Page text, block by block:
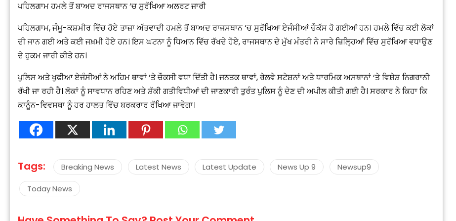
ਪਹਿਲਗਾਮ ਹਮਲੇ ਤੋਂ ਬਾਅਦ ਰਾਜਸਥਾਨ ‘ਚ ਸੁਰੱਖਿਆ ਅਲਰਟ ਜਾਰੀ
ਪਹਿਲਗਾਮ, ਜੰਮੂ-ਕਸ਼ਮੀਰ ਵਿੱਚ ਹੋਏ ਤਾਜ਼ਾ ਅੱਤਵਾਦੀ ਹਮਲੇ ਤੋਂ ਬਾਅਦ ਰਾਜਸਥਾਨ ‘ਚ ਸੁਰੱਖਿਆ ਏਜੰਸੀਆਂ ਚੌਕੱਸ ਹੋ ਗਈਆਂ ਹਨ। ਹਮਲੇ ਵਿੱਚ ਕਈ ਲੋਕਾਂ
ਦੀ ਜਾਨ ਗਈ ਅਤੇ ਕਈ ਜਖ਼ਮੀ ਹੋਏ ਹਨ। ਇਸ ਘਟਨਾ ਨੂੰ ਧਿਆਨ ਵਿੱਚ ਰੱਖਦੇ ਹੋਏ, ਰਾਜਸਥਾਨ ਦੇ ਮੁੱਖ ਮੰਤਰੀ ਨੇ ਸਾਰੇ ਜ਼ਿਲ੍ਹਿਆਂ ਵਿੱਚ ਸੁਰੱਖਿਆ ਵਧਾਉਣ
ਦੇ ਹੁਕਮ ਜਾਰੀ ਕੀਤੇ ਹਨ।
ਪੁਲਿਸ ਅਤੇ ਖੁਫੀਆ ਏਜੰਸੀਆਂ ਨੇ ਅਹਿਮ ਥਾਵਾਂ ‘ਤੇ ਚੌਕਸੀ ਵਧਾ ਦਿੱਤੀ ਹੈ। ਜਨਤਕ ਥਾਵਾਂ, ਰੇਲਵੇ ਸਟੇਸ਼ਨਾਂ ਅਤੇ ਧਾਰਮਿਕ ਅਸਥਾਨਾਂ ‘ਤੇ ਵਿਸ਼ੇਸ਼ ਨਿਗਰਾਨੀ
ਰੱਖੀ ਜਾ ਰਹੀ ਹੈ। ਲੋਕਾਂ ਨੂੰ ਸਾਵਧਾਨ ਰਹਿਣ ਅਤੇ ਸ਼ੱਕੀ ਗਤੀਵਿਧੀਆਂ ਦੀ ਜਾਣਕਾਰੀ ਤੁਰੰਤ ਪੁਲਿਸ ਨੂੰ ਦੇਣ ਦੀ ਅਪੀਲ ਕੀਤੀ ਗਈ ਹੈ। ਸਰਕਾਰ ਨੇ ਕਿਹਾ ਕਿ
ਕਾਨੂੰਨ-ਵਿਵਸਥਾ ਨੂੰ ਹਰ ਹਾਲਤ ਵਿੱਚ ਬਰਕਰਾਰ ਰੱਖਿਆ ਜਾਵੇਗਾ।
Tags: Breaking News Latest News Latest Update News Up 9 Newsup9
Today News